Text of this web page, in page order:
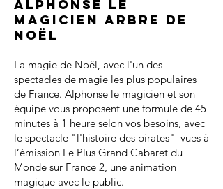
Alphonse le
magicien arbre de
noël
La magie de Noël, avec l'un des
spectacles de magie les plus populaires
de France. Alphonse le magicien et son
équipe vous proposent une formule de 45
minutes à 1 heure selon vos besoins, avec
le spectacle "l'histoire des pirates" vues à
l’émission Le Plus Grand Cabaret du
Monde sur France 2, une animation
magique avec le public.